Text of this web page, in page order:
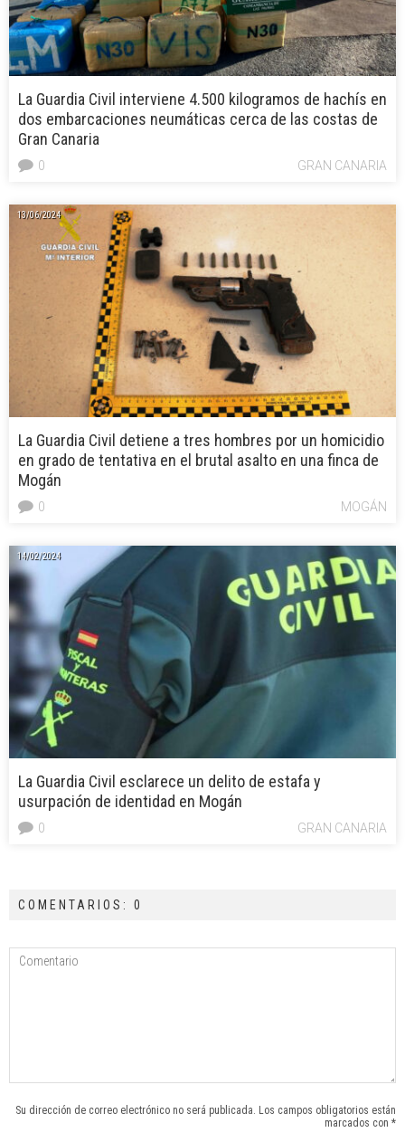
La Guardia Civil interviene 4.500 kilogramos de hachís en
dos embarcaciones neumáticas cerca de las costas de
Gran Canaria
GRAN CANARIA
0
13/06/2024
La Guardia Civil detiene a tres hombres por un homicidio
en grado de tentativa en el brutal asalto en una finca de
Mogán
MOGÁN
0
14/02/2024
La Guardia Civil esclarece un delito de estafa y
usurpación de identidad en Mogán
GRAN CANARIA
0
COMENTARIOS: 0
Su dirección de correo electrónico no será publicada. Los campos obligatorios están
marcados con *